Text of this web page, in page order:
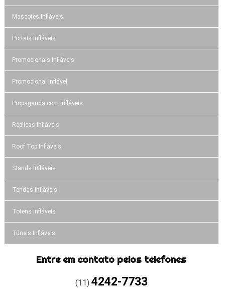
Mascotes Infláveis
Portais Infláveis
Promocionais Infláveis
Promocional Inflável
Propaganda com Infláveis
Réplicas Infláveis
Roof Top Infláveis
Stands Infláveis
Tendas Infláveis
Totens infláveis
Túneis Infláveis
Entre em contato pelos telefones
(11) 4242-7733